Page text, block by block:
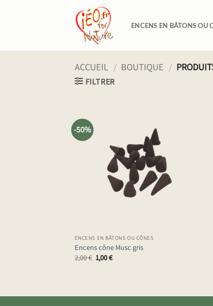
ENCENS EN BÂTONS OU
ACCUEIL / BOUTIQUE /
FILTRER
-50%
ENCENS EN BÂTONS OU CÔNES
Encens cône Musc gris
2,00€ Le
prix
1,00€Le